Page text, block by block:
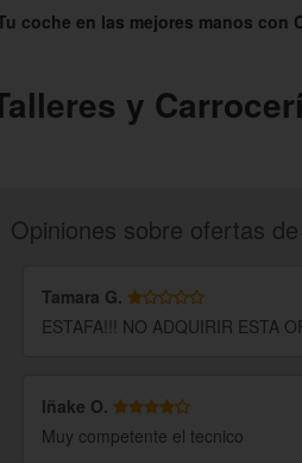
coche en las mejores manos con
y
Opiniones sobre ofertas de
Tamara G.
ESTAFA!!! NO ADQUIRIR ESTA
Iñake O.
Muy competente el tecnico